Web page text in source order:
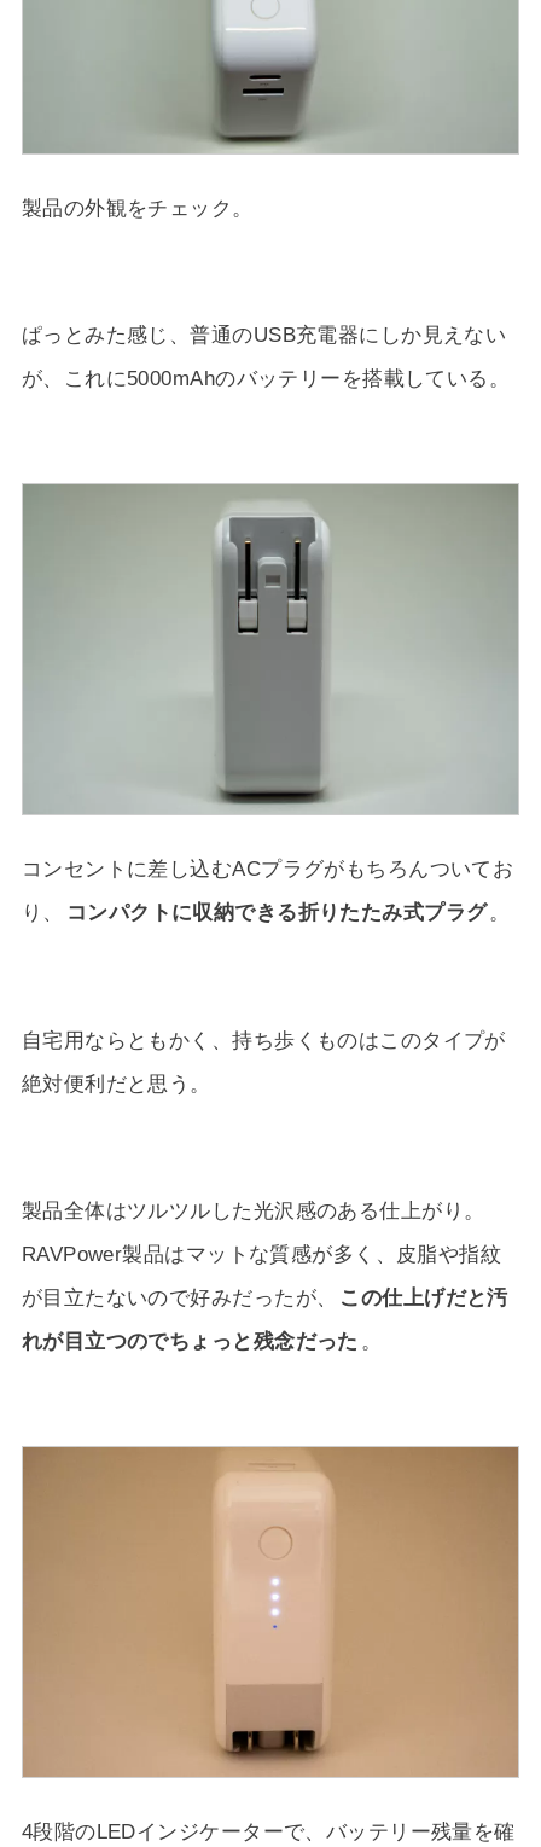
製品の外観をチェック。
ぱっとみた感じ、普通のUSB充電器にしか見えない
が、これに5000mAhのバッテリーを搭載している。
コンセントに差し込むACプラグがもちろんついてお
り、
コンパクトに収納できる折りたたみ式プラグ。
自宅用ならともかく、持ち歩くものはこのタイプが
絶対便利だと思う。
製品全体はツルツルした光沢感のある仕上がり。
RAVPower製品はマットな質感が多く、皮脂や指紋
が目立たないので好みだったが、
この仕上げだと汚
れが目立つのでちょっと残念だった 。
4段階のLEDインジケーターで、バッテリー残量を確